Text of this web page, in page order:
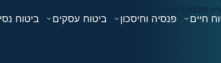
חיים פנסיה וחיסכון ביטוח עסקים ביטוח